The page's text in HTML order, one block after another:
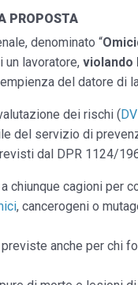
PROPOSTA
denominato “
un lavoratore, violando
del datore di
dei rischi (
del servizio di
dal DPR 1124/
chiunque cagioni per
, cancerogeni o
anche per chi